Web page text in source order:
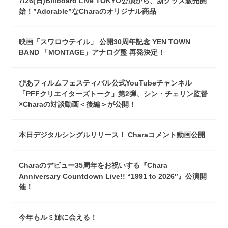
始！”Adorable”なCharaのオリジナル商品
映画「スワロウテイル」 公開30周年記念 YEN TOWN
BAND 「MONTAGE」アナログ盤 再発決定！
ぴあフィルムフェスティバル公式YouTubeチャンネル
「PFFクリエイターズトーク」第2弾、シン・チェリン監督
×Charaの対談動画＜後編＞が公開！
本日デジタルシングルリリース！ Charaコメント動画公開
Charaのデビュー35周年をお祝いする『Chara
Anniversary Countdown Live!! “1991 to 2026″』公演開
催！
今年もルミ姉に会える！